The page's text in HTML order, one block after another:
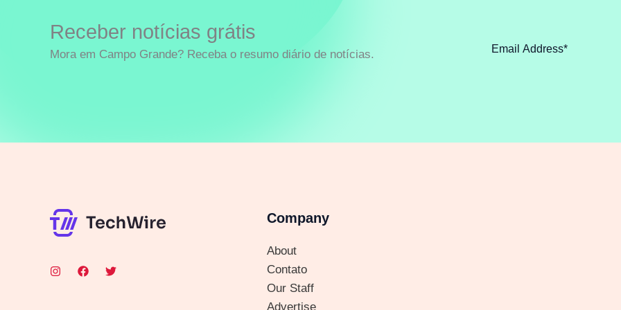
Receber notícias grátis
Mora em Campo Grande? Receba o resumo diário de notícias.
Company
About
Contato
Our Staff
Advertise